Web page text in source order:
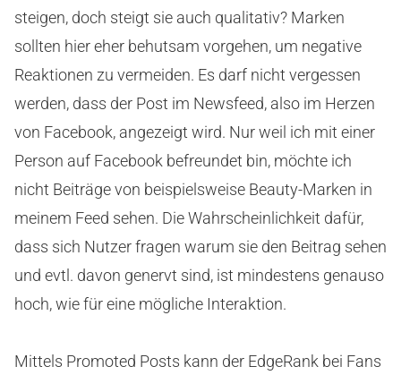
steigen, doch steigt sie auch qualitativ? Marken
sollten hier eher behutsam vorgehen, um negative
Reaktionen zu vermeiden. Es darf nicht vergessen
werden, dass der Post im Newsfeed, also im Herzen
von Facebook, angezeigt wird. Nur weil ich mit einer
Person auf Facebook befreundet bin, möchte ich
nicht Beiträge von beispielsweise Beauty-Marken in
meinem Feed sehen. Die Wahrscheinlichkeit dafür,
dass sich Nutzer fragen warum sie den Beitrag sehen
und evtl. davon genervt sind, ist mindestens genauso
hoch, wie für eine mögliche Interaktion.
Mittels Promoted Posts kann der EdgeRank bei Fans